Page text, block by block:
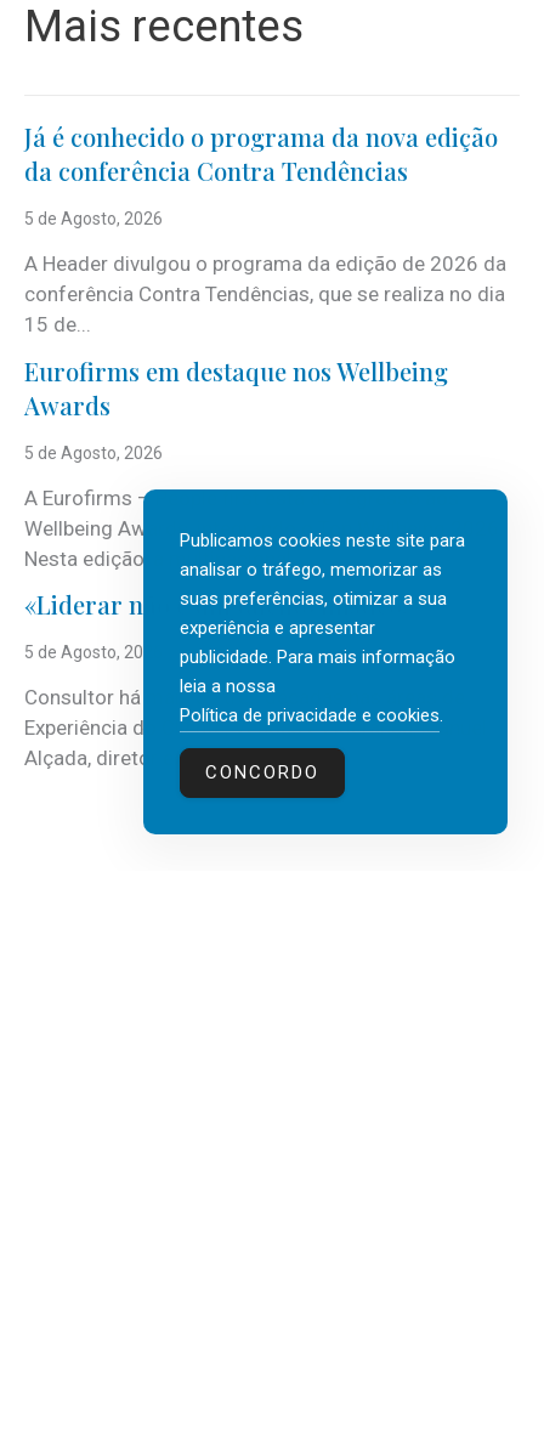
Mais recentes
Já é conhecido o programa da nova edição
da conferência Contra Tendências
5 de Agosto, 2026
A Header divulgou o programa da edição de 2026 da
conferência Contra Tendências, que se realiza no dia
15 de...
Eurofirms em destaque nos Wellbeing
Awards
5 de Agosto, 2026
A Eurofirms – People first está de regresso aos
Wellbeing Awards, integrando o Top Wellbeing 2026.
Nesta edição, a multinacional...
«Liderar não é um talento místico.»
5 de Agosto, 2026
Consultor há mais de três décadas nas áreas de
Experiência do Cliente, Vendas e Liderança, Manuel
Alçada, diretor executivo da...
Publicamos cookies neste site para
analisar o tráfego, memorizar as
suas preferências, otimizar a sua
experiência e apresentar
publicidade. Para mais informação
leia a nossa
Política de privacidade e cookies.
CONCORDO